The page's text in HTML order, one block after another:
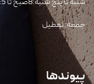
شنبه تا پنج شنبه:8صبح تا 5عصر
جمعه: تعطیل
پیوندها